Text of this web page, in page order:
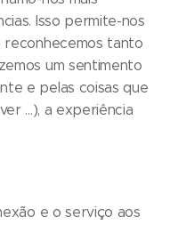
Isso permite-nos
tanto
um sentimento
e pelas coisas que
...), a experiência
e o serviço aos